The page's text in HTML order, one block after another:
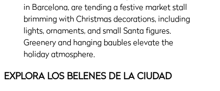
EXPLORA LOS BELENES DE LA CIUDAD